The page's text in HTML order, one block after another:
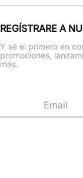
REGÍSTRARE A
Y sé el primero en
promociones,
más.